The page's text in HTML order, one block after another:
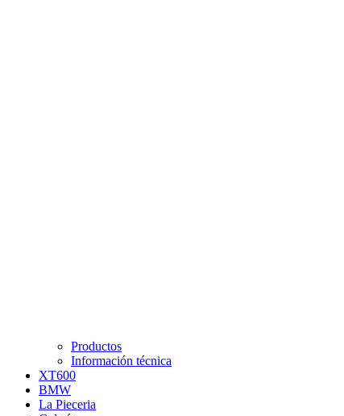
Productos
Información técnica
XT600
BMW
La Pieceria